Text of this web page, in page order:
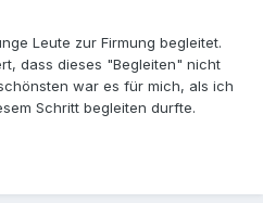
Leute zur Firmung begleitet.
dass dieses "Begleiten" nicht
war es für mich, als ich
Schritt begleiten durfte.